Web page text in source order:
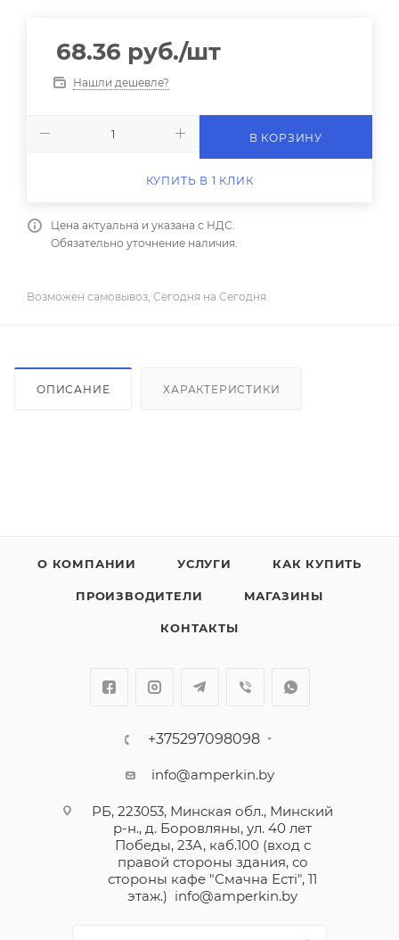
68.36 руб./шт
Нашли дешевле?
В КОРЗИНУ
КУПИТЬ В 1 КЛИК
Цена актуальна и указана с НДС.
Обязательно уточнение наличия.
Возможен самовывоз, Сегодня на Сегодня.
ОПИСАНИЕ ХАРАКТЕРИСТИКИ
О КОМПАНИИ УСЛУГИ КАК КУПИТЬ
ПРОИЗВОДИТЕЛИ МАГАЗИНЫ
КОНТАКТЫ
+375297098098
info@amperkin.by
РБ, 223053, Минская обл., Минский
р-н., д. Боровляны, ул. 40 лет
Победы, 23А, каб.100 (вход с
правой стороны здания, со
стороны кафе "Смачна Естi", 11
этаж.) info@amperkin.by